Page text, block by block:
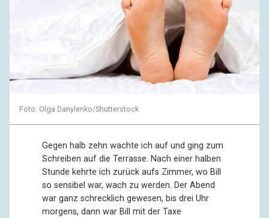
Foto: Olga Danylenko/Shutterstock
Gegen halb zehn wachte ich auf und ging zum
Schreiben auf die Terrasse. Nach einer halben
Stunde kehrte ich zurück aufs Zimmer, wo Bill
so sensibel war, wach zu werden. Der Abend
war ganz schrecklich gewesen, bis drei Uhr
morgens, dann war Bill mit der Taxe